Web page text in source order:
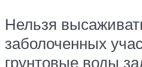
Нельзя
заболоченных
грунтовые воды